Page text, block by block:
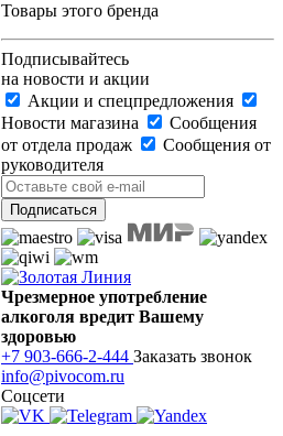
Товары этого бренда
Подписывайтесь
на новости и акции
Акции и спецпредложения
Новости магазина
Сообщения
от отдела продаж
Сообщения от
руководителя
Чрезмерное употребление
алкоголя вредит Вашему
здоровью
+7 903-666-2-444 Заказать звонок
info@pivocom.ru
Соцсети